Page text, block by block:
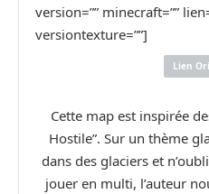
version=”” minecraft=””
versiontexture=””]
Lien
Cette map est inspirée
Hostile”. Sur un thème
dans des glaciers et
jouer en multi, l’auteur